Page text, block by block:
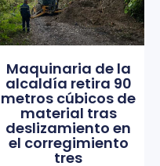
Maquinaria de la
alcaldía retira 90
metros cúbicos de
material tras
deslizamiento en
el corregimiento
tres